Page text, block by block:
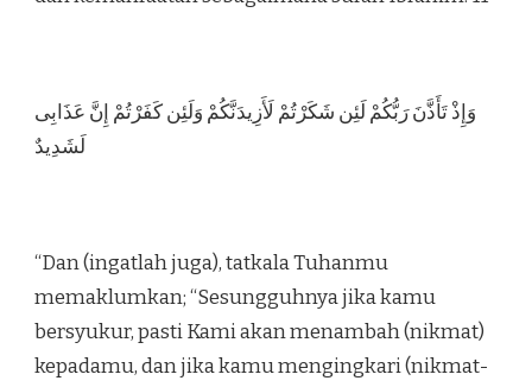
وَإِذْ تَأَذَّنَ رَبُّكُمْ لَئِن شَكَرْتُمْ لَأَزِيدَنَّكُمْ وَلَئِن كَفَرْتُمْ إِنَّ عَذَابِى
لَشَدِيدٌ
“Dan (ingatlah juga), tatkala Tuhanmu
memaklumkan; “Sesungguhnya jika kamu
bersyukur, pasti Kami akan menambah (nikmat)
kepadamu, dan jika kamu mengingkari (nikmat-